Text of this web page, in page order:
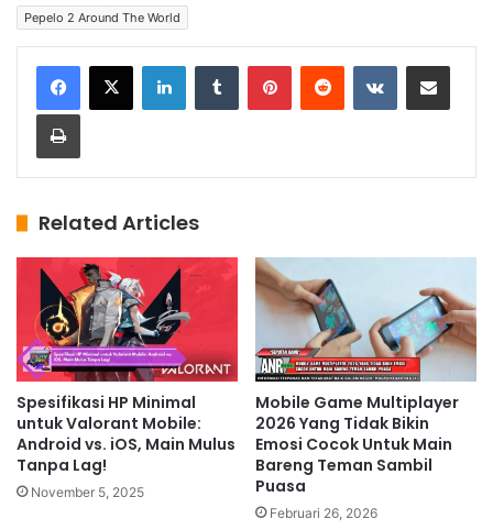
Pepelo 2 Around The World
Related Articles
Spesifikasi HP Minimal
untuk Valorant Mobile:
Android vs. iOS, Main Mulus
Tanpa Lag!
November 5, 2025
Mobile Game Multiplayer
2026 Yang Tidak Bikin
Emosi Cocok Untuk Main
Bareng Teman Sambil
Puasa
Februari 26, 2026